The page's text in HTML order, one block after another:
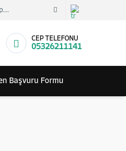
CEP TELEFONU
05326211141
Başvuru Formu